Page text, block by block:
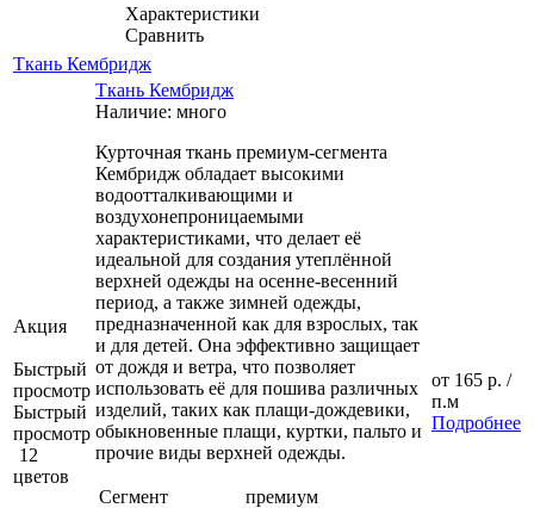
Характеристики
Сравнить
Ткань Кембридж
Акция
Быстрый
просмотр
Быстрый
просмотр
12
цветов
Ткань Кембридж
Наличие: много
Курточная ткань премиум-сегмента
Кембридж обладает высокими
водоотталкивающими и
воздухонепроницаемыми
характеристиками, что делает её
идеальной для создания утеплённой
верхней одежды на осенне-весенний
период, а также зимней одежды,
предназначенной как для взрослых, так
и для детей. Она эффективно защищает
от дождя и ветра, что позволяет
использовать её для пошива различных
изделий, таких как плащи-дождевики,
обыкновенные плащи, куртки, пальто и
прочие виды верхней одежды.
Сегмент
премиум
от 165 р. /
п.м
Подробнее